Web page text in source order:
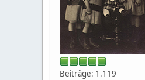
Beiträge: 1.119